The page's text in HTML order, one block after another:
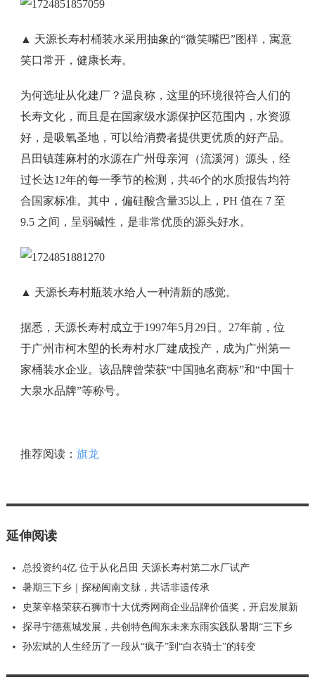
▲ 天源长寿村桶装水采用抽象的“微笑嘴巴”图样，寓意
笑口常开，健康长寿。
为何选址从化建厂？温良称，这里的环境很符合人们的
长寿文化，而且是在国家级水源保护区范围内，水资源
好，是吸氧圣地，可以给消费者提供更优质的好产品。
吕田镇莲麻村的水源在广州母亲河（流溪河）源头，经
过长达12年的每一季节的检测，共46个的水质报告均符
合国家标准。其中，偏硅酸含量35以上，PH 值在 7 至
9.5 之间，呈弱碱性，是非常优质的源头好水。
▲ 天源长寿村瓶装水给人一种清新的感觉。
据悉，天源长寿村成立于1997年5月29日。27年前，位
于广州市柯木塱的长寿村水厂建成投产，成为广州第一
家桶装水企业。该品牌曾荣获“中国驰名商标”和“中国十
大泉水品牌”等称号。
推荐阅读： 旗龙
延伸阅读
总投资约4亿 位于从化吕田 天源长寿村第二水厂试产
暑期三下乡｜探秘闽南文脉，共话非遗传承
史莱辛格荣获石狮市十大优秀网商企业品牌价值奖，开启发展新
探寻宁德蕉城发展，共创特色闽东未来东雨实践队暑期“三下乡
‌孙宏斌的人生经历了一段从“疯子”到“白衣骑士”的转变